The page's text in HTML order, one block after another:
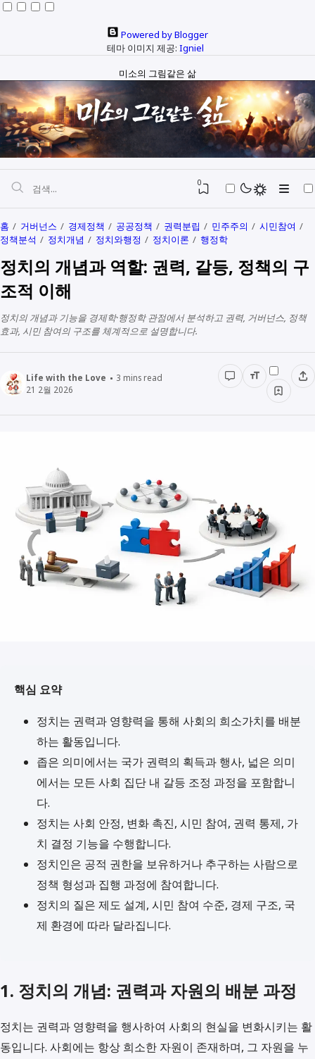
Powered by Blogger
테마 이미지 제공:Igniel
미소의 그림같은 삶
자본과 예산
정치와행정
다문화
경영경제
SEO
전래동화
책리뷰
0
홈 거버넌스 경제정책 공공정책 권력분립 민주주의
시민참여
정책분석
정치개념 정치와행정 정치이론 행정학
정치의 개념과 역할: 권력, 갈등, 정책의 구
조적 이해
정치의 개념과 기능을 경제학·행정학 관점에서 분석하고 권력, 거버넌스, 정책
효과, 시민 참여의 구조를 체계적으로 설명합니다.
Life with the Love 3 mins read
21 2월 2026
핵심 요약
정치는 권력과 영향력을 통해 사회의 희소가치를 배분
하는 활동입니다.
좁은 의미에서는 국가 권력의 획득과 행사, 넓은 의미
에서는 모든 사회 집단 내 갈등 조정 과정을 포함합니
다.
정치는 사회 안정, 변화 촉진, 시민 참여, 권력 통제, 가
치 결정 기능을 수행합니다.
정치인은 공적 권한을 보유하거나 추구하는 사람으로
정책 형성과 집행 과정에 참여합니다.
정치의 질은 제도 설계, 시민 참여 수준, 경제 구조, 국
제 환경에 따라 달라집니다.
1. 정치의 개념: 권력과 자원의 배분 과정
정치는 권력과 영향력을 행사하여 사회의 현실을 변화시키는 활
동입니다. 사회에는 항상 희소한 자원이 존재하며, 그 자원을 누